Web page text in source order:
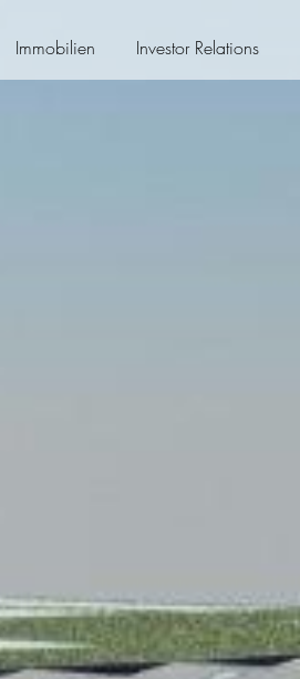
Immobilien Investor Relations